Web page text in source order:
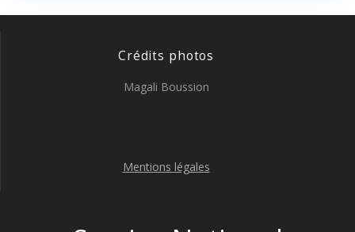
Crédits photos
Magali Boussion
Mentions légales